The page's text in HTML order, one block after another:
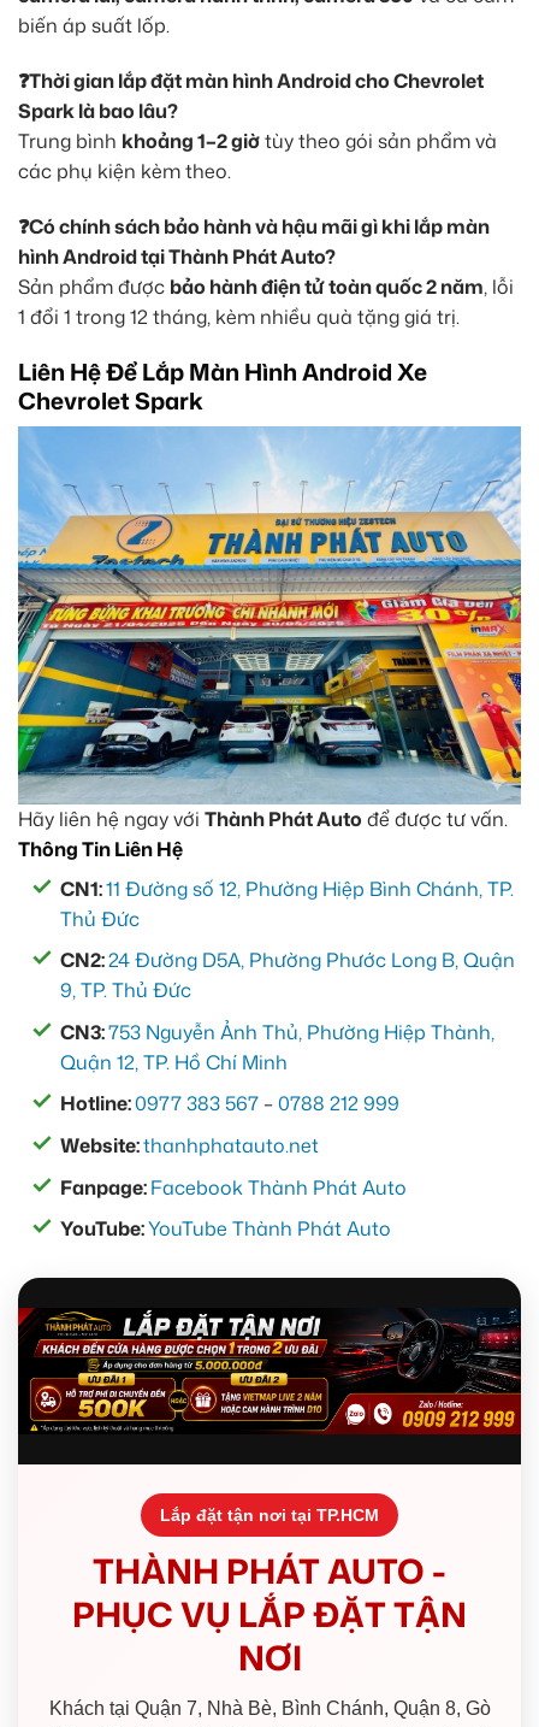
biến áp suất lốp.
❓Thời gian lắp đặt màn hình Android cho Chevrolet
Spark là bao lâu?
Trung bình khoảng 1–2 giờtùy theo gói sản phẩm và
các phụ kiện kèm theo.
❓Có chính sách bảo hành và hậu mãi gì khi lắp màn
hình Android tại Thành Phát Auto?
Sản phẩm được bảo hành điện tử toàn quốc 2 năm, lỗi
1 đổi 1 trong 12 tháng, kèm nhiều quà tặng giá trị.
Liên Hệ Để Lắp Màn Hình Android Xe
Chevrolet Spark
Hãy liên hệ ngay với Thành Phát Auto để được tư vấn.
Thông Tin Liên Hệ
CN1:11 Đường số 12, Phường Hiệp Bình Chánh, TP.
Thủ Đức
CN2:24 Đường D5A, Phường Phước Long B, Quận
9, TP. Thủ Đức
CN3:753 Nguyễn Ảnh Thủ, Phường Hiệp Thành,
Quận 12, TP. Hồ Chí Minh
Hotline:0977 383 567 –0788 212 999
Website:thanhphatauto.net
Fanpage:Facebook Thành Phát Auto
YouTube:YouTube Thành Phát Auto
Lắp đặt tận nơi tại TP.HCM
THÀNH PHÁT AUTO -
PHỤC VỤ LẮP ĐẶT TẬN
NƠI
Khách tại Quận 7, Nhà Bè, Bình Chánh, Quận 8, Gò